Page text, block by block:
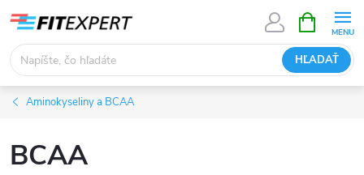
obsah
HĽADAŤ
KOŠÍK
Aminokyseliny a BCAA
BCAA